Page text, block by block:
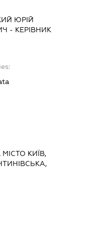
ЮРІЙ
- КЕРІВНИК
КИЇВ,